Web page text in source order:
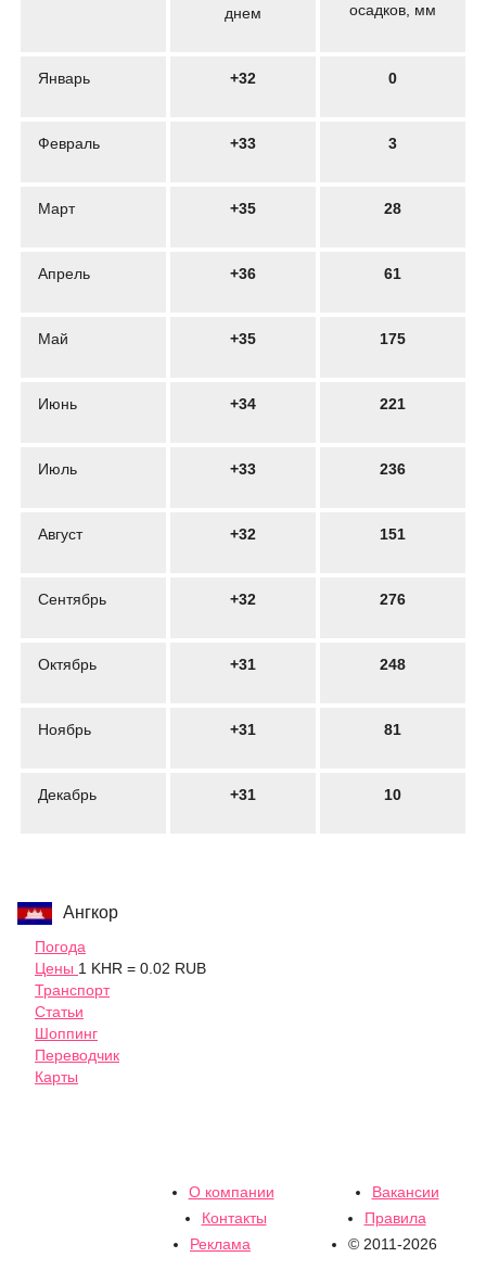
днем
осадков, мм
Январь +32 0
Февраль ­+33 3
Март +35 28
Апрель +36 61
Май +35 175
Июнь +34 221
Июль +33 236
Август +32 151
Сентябрь +32 276
Октябрь +31 248
Ноябрь +31 81
Декабрь +31 10
Ангкор
Погода
Цены 1 KHR = 0.02 RUB
Транспорт
Статьи
Шоппинг
Переводчик
Карты
О компании
Вакансии
Контакты
Правила
Реклама
© 2011-2026